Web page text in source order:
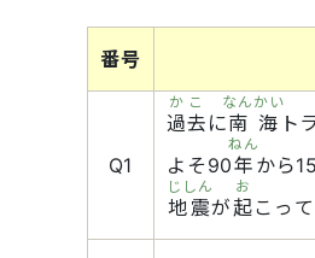
番号
Q1
過去
かこ
に南海
なんかい
ト
よそ90年
ねん
から
地震
じしん
が起
お
こっ